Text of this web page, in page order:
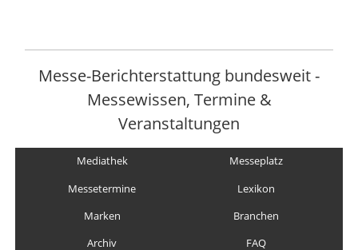
Messe-Berichterstattung bundesweit -
Messewissen, Termine &
Veranstaltungen
Mediathek
Messeplatz
Messetermine
Lexikon
Marken
Branchen
Archiv
FAQ